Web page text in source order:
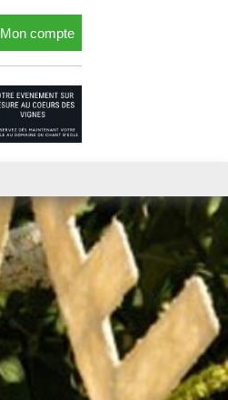
Mon compte